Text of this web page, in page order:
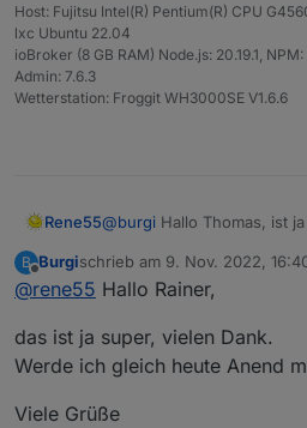
Host: Fujitsu Intel(R) Pentium(R) CPU
lxc Ubuntu 22.04
ioBroker (8 GB RAM) Node.js: 20.19.1,
Admin: 7.6.3
Wetterstation: Froggit WH3000SE V1.6.6
Rene55@burgi Hallo Thomas, ist
man bei Gelegenheit
LG Rainer
B
Offline
Burgischrieb am 9. Nov. 2022,
zuletzt editiert von
@rene55 Hallo Rainer,
das ist ja super, vielen Dank.
Werde ich gleich heute Anend
Viele Grüße